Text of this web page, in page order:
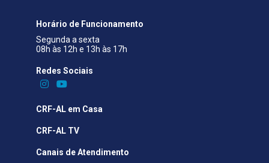
Horário de Funcionamento
Segunda a sexta
08h às 12h e 13h às 17h
Redes Sociais​
CRF-AL em Casa
CRF-AL TV
Canais de Atendimento